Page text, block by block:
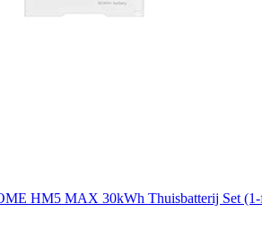
HM5 MAX 30kWh Thuisbatterij Set (1-